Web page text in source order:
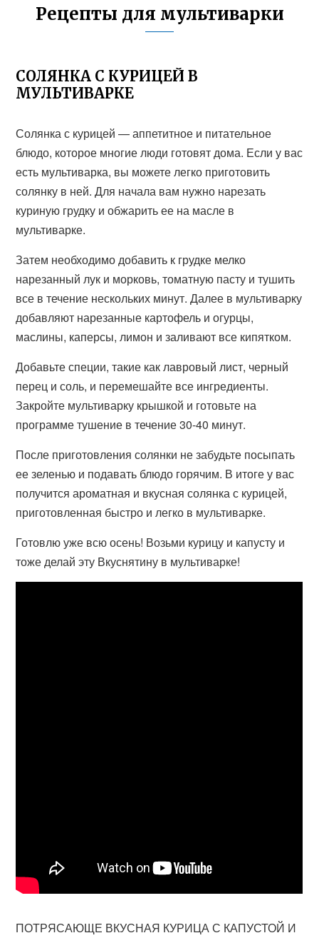
Рецепты для мультиварки
СОЛЯНКА С КУРИЦЕЙ В
МУЛЬТИВАРКЕ
Солянка с курицей — аппетитное и питательное
блюдо, которое многие люди готовят дома. Если у вас
есть мультиварка, вы можете легко приготовить
солянку в ней. Для начала вам нужно нарезать
куриную грудку и обжарить ее на масле в
мультиварке.
Затем необходимо добавить к грудке мелко
нарезанный лук и морковь, томатную пасту и тушить
все в течение нескольких минут. Далее в мультиварку
добавляют нарезанные картофель и огурцы,
маслины, каперсы, лимон и заливают все кипятком.
Добавьте специи, такие как лавровый лист, черный
перец и соль, и перемешайте все ингредиенты.
Закройте мультиварку крышкой и готовьте на
программе тушение в течение 30-40 минут.
После приготовления солянки не забудьте посыпать
ее зеленью и подавать блюдо горячим. В итоге у вас
получится ароматная и вкусная солянка с курицей,
приготовленная быстро и легко в мультиварке.
Готовлю уже всю осень! Возьми курицу и капусту и
тоже делай эту Вкуснятину в мультиварке!
ПОТРЯСАЮЩЕ ВКУСНАЯ КУРИЦА С КАПУСТОЙ И